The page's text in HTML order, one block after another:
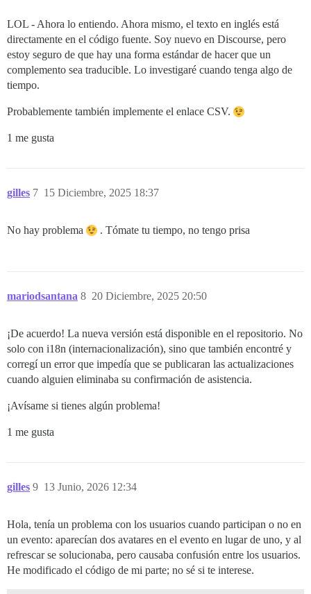
LOL - Ahora lo entiendo. Ahora mismo, el texto en inglés está
directamente en el código fuente. Soy nuevo en Discourse, pero
estoy seguro de que hay una forma estándar de hacer que un
complemento sea traducible. Lo investigaré cuando tenga algo de
tiempo.
Probablemente también implemente el enlace CSV.
1 me gusta
gilles 15 Diciembre, 2025 18:37
7
No hay problema . Tómate tu tiempo, no tengo prisa
mariodsantana 20 Diciembre, 2025 20:50
8
¡De acuerdo! La nueva versión está disponible en el repositorio. No
solo con i18n (internacionalización), sino que también encontré y
corregí un error que impedía que se publicaran las actualizaciones
cuando alguien eliminaba su confirmación de asistencia.
¡Avísame si tienes algún problema!
1 me gusta
gilles 13 Junio, 2026 12:34
9
Hola, tenía un problema con los usuarios cuando participan o no en
un evento: aparecían dos avatares en el evento en lugar de uno, y al
refrescar se solucionaba, pero causaba confusión entre los usuarios.
He modificado el código de mi parte; no sé si te interese.